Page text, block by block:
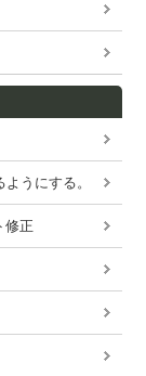
うにする。
修正